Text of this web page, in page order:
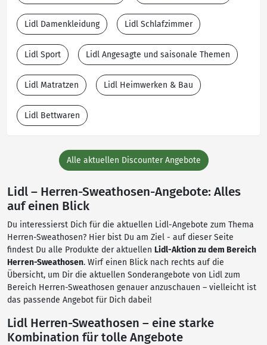
Lidl Damenkleidung Lidl Schlafzimmer
Lidl Sport Lidl Angesagte und saisonale Themen
Lidl Matratzen Lidl Heimwerken & Bau
Lidl Bettwaren
Alle aktuellen Discounter Angebote
Lidl – Herren-Sweathosen-Angebote: Alles
auf einen Blick
Du interessierst Dich für die aktuellen Lidl-Angebote zum Thema
Herren-Sweathosen? Hier bist Du am Ziel - auf dieser Seite
findest Du alle Produkte der aktuellen Lidl-Aktion zu dem Bereich
Herren-Sweathosen. Wirf einen Blick nach rechts auf die
Übersicht, um Dir die aktuellen Sonderangebote von Lidl zum
Bereich Herren-Sweathosen genauer anzuschauen – vielleicht ist
das passende Angebot für Dich dabei!
Lidl Herren-Sweathosen – eine starke
Kombination für tolle Angebote